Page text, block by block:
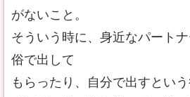
がないこと。
そういう時に、身近なパート
俗で出して
もらったり、自分で出すという